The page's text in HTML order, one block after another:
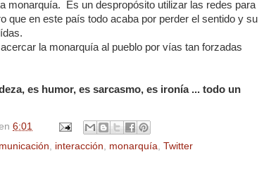
monarquía. Es un despropósito utilizar las redes para
que en este país todo acaba por perder el sentido y su
la monarquía al pueblo por vías tan forzadas
es humor, es sarcasmo, es ironía ... todo un
6:01
interacción monarquía Twitter